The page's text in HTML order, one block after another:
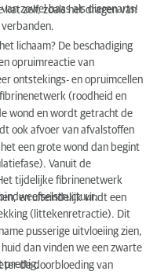
zowel baas als dierenarts!
kat zelf, zoals het dragen van
verbanden.
lichaam? De beschadiging
opruimreactie van
ontstekings- en opruimcellen
(roodheid en
wond en wordt getracht de
ook afvoer van afvalstoffen
een grote wond dan begint
Vanuit de
tijdelijke fibrinenetwerk
en uiteindelijk vindt een
(littekenretractie). Dit
pusserige uitvloeiing zien,
dan vinden we een zwarte
prettig.
de doorbloeding van